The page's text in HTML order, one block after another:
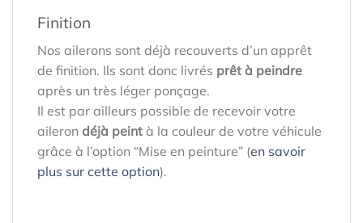
Finition
Nos ailerons sont déjà recouverts d’un apprêt
de finition. Ils sont donc livrés prêt à peindre
après un très léger ponçage.
Il est par ailleurs possible de recevoir votre
aileron déjà peint à la couleur de votre véhicule
grâce à l’option “Mise en peinture” (en savoir
plus sur cette option).